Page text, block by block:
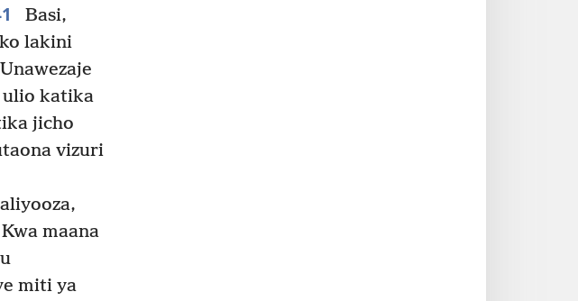
Basi,
lakini
Unawezaje
ulio katika
jicho
vizuri
Kwa maana
miti ya